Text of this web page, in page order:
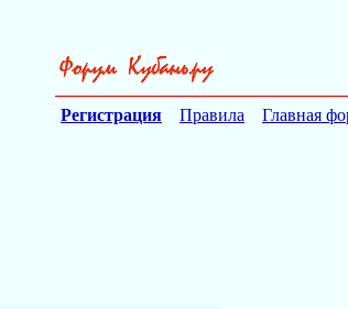
Регистрация Правила Главная